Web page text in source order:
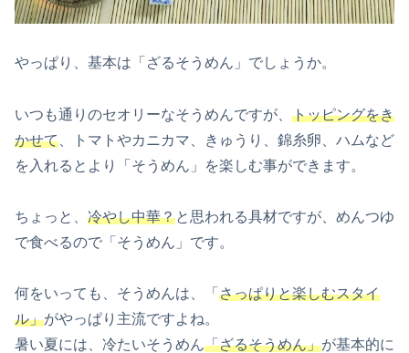
やっぱり、基本は「ざるそうめん」でしょうか。
いつも通りのセオリーなそうめんですが、 トッピングをき
かせて 、トマトやカニカマ、きゅうり、錦糸卵、ハムなど
を入れるとより「そうめん」を楽しむ事ができます。
ちょっと、 冷やし中華？と思われる具材ですが、めんつゆ
で食べるので「そうめん」です。
何をいっても、そうめんは、「 さっぱりと楽しむスタイ
ル」がやっぱり主流ですよね。
暑い夏には、冷たいそうめん「ざるそうめん」が基本的に